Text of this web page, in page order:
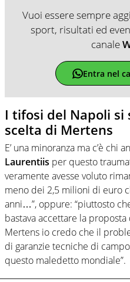
Vuoi essere sempre
sport, risultati ed
canale
Entra nel
I tifosi del Napoli si
scelta di Mertens
E’ una minoranza ma c’è chi
Laurentiis per questo
veramente avesse voluto
meno dei 2,5 milioni di euro
anni…”, oppure: “piuttosto
bastava accettare la proposta
Mertens io credo che il
di garanzie tecniche di
questo maledetto mondiale”.